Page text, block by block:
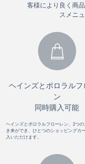
客様により良く商
スメニ
ヘインズとポロラルフ
ン
同時購入可能
ヘインズとポロラルフローレン、2つ
き来ができ、ひとつのショッピングカ
入いただけます。